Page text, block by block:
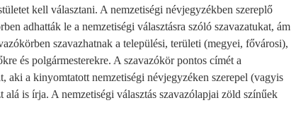
kell választani. A nemzetiségi névjegyzékben szereplő
adhatták le a nemzetiségi választásra szóló szavazatukat, ám
szavazhatnak a települési, területi (megyei, fővárosi),
és polgármesterekre. A szavazókör pontos címét a
aki a kinyomtatott nemzetiségi névjegyzéken szerepel (vagyis
is írja. A nemzetiségi választás szavazólapjai zöld színűek